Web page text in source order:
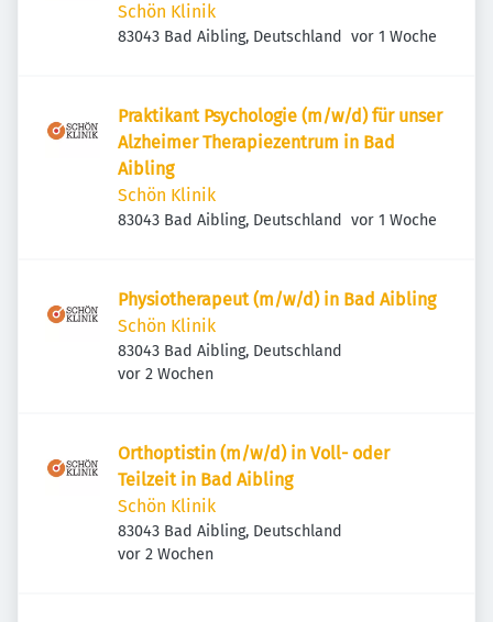
Schön Klinik
83043 Bad Aibling, Deutschland Veröffentlicht
vor 1 Woche
Praktikant Psychologie (m/w/d) für unser
Alzheimer Therapiezentrum in Bad
Aibling
Schön Klinik
83043 Bad Aibling, Deutschland Veröffentlicht
vor 1 Woche
Physiotherapeut (m/w/d) in Bad Aibling
Schön Klinik
83043 Bad Aibling, Deutschland
Veröffentlicht
vor 2 Wochen
Orthoptistin (m/w/d) in Voll- oder
Teilzeit in Bad Aibling
Schön Klinik
83043 Bad Aibling, Deutschland
Veröffentlicht
vor 2 Wochen